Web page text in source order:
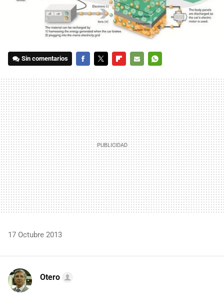
Sin comentarios
MAIL
17 Octubre 2013
Otero